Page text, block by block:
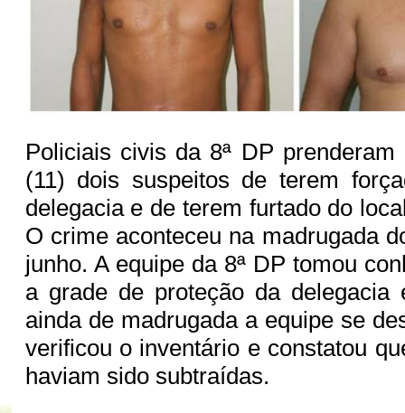
Policiais civis da 8ª DP prenderam
(11) dois suspeitos de terem
delegacia e de terem furtado do
O crime aconteceu na madrugada
junho. A equipe da 8ª DP tomou
a grade de proteção da delegacia
ainda de madrugada a equipe se
verificou o inventário e constatou
haviam sido subtraídas.